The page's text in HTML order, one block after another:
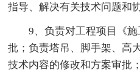
指导、解决有关技术问题和
9、负责对工程项目《
批；负责塔吊、脚手架、高
技术内容的修改和方案审批；